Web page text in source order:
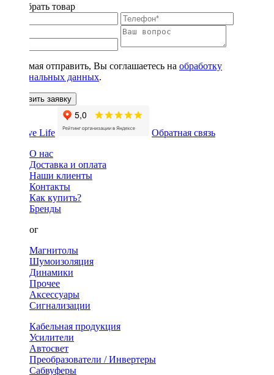
Подобрать товар
Нажимая отправить, Вы соглашаетесь на обработку
персональных данных.
Оставить заявку
Обратная связь
О нас
Доставка и оплата
Наши клиенты
Контакты
Как купить?
Бренды
Каталог
Магнитолы
Шумоизоляция
Динамики
Прочее
Аксессуары
Сигнализации
Кабельная продукция
Усилители
Автосвет
Преобразователи / Инвертеры
Сабвуферы